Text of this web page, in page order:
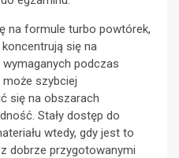
na formule turbo powtórek,
się na
podczas
szybciej
się na obszarach
Stały dostęp do
wtedy, gdy jest to
dobrze przygotowanymi